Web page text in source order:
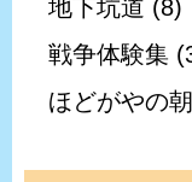
地下坑道 (8)
戦争体験集
ほどがやの